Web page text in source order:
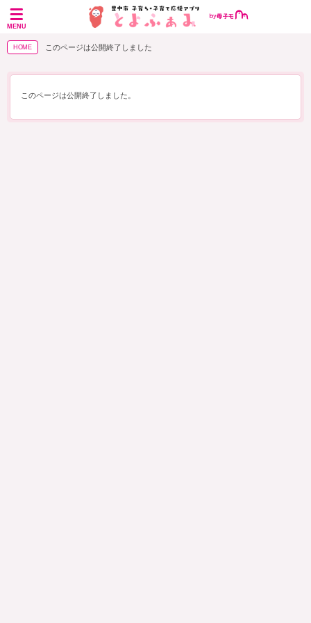
MENU
HOME このページは公開終了しました
このページは公開終了しました。